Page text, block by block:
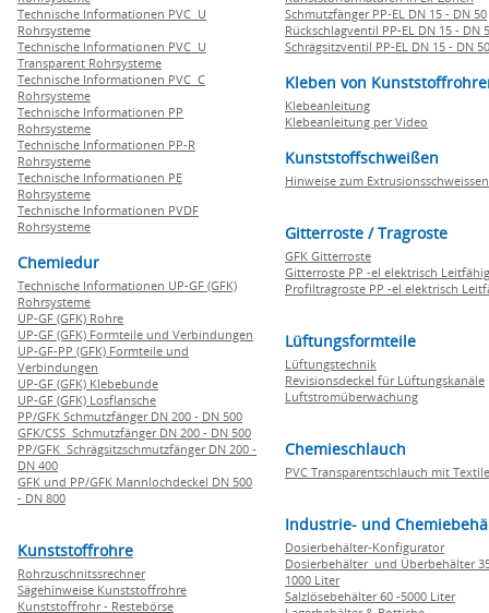
Technische Informationen PVC U
Rohrsysteme
Technische Informationen PVC U
Transparent Rohrsysteme
Technische Informationen PVC C
Rohrsysteme
Technische Informationen PP
Rohrsysteme
Technische Informationen PP-R
Rohrsysteme
Technische Informationen PE
Rohrsysteme
Technische Informationen PVDF
Rohrsysteme
Chemiedur
Technische Informationen UP-GF (GFK)
Rohrsysteme
UP-GF (GFK) Rohre
UP-GF (GFK) Formteile und Verbindungen
UP-GF-PP (GFK) Formteile und
Verbindungen
UP-GF (GFK) Klebebunde
UP-GF (GFK) Losflansche
PP/GFK Schmutzfänger DN 200 - DN 500
GFK/CSS Schmutzfänger DN 200 - DN 500
PP/GFK Schrägsitzschmutzfänger DN 200 -
DN 400
GFK und PP/GFK Mannlochdeckel DN 500
- DN 800
Kunststoffrohre
Rohrzuschnitssrechner
Sägehinweise Kunststoffrohre
Kunststoffrohr - Restebörse
Schmutzfänger PP-EL DN 15 - DN 50
Rückschlagventil PP-EL DN 15 - DN
Schrägsitzventil PP-EL DN 15 - DN 50
Kleben von
Klebeanleitung
Klebeanleitung per Video
Kunststoffschweißen
Hinweise zum Extrusionsschweissen
Gitterroste / Tragroste
GFK Gitterroste
Gitterroste PP -el elektrisch Leitfähig
Profiltragroste PP -el elektrisch
Lüftungsformteile
Lüftungstechnik
Revisionsdeckel für Lüftungskanäle
Luftstromüberwachung
Chemieschlauch
PVC Transparentschlauch mit
Industrie- und
Dosierbehälter-Konfigurator
Dosierbehälter und Überbehälter
1000 Liter
Salzlösebehälter 60 -5000 Liter